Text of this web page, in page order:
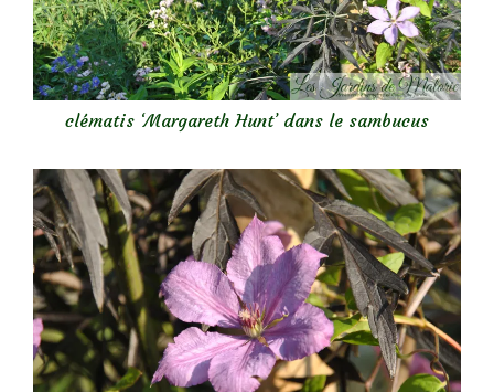
clématis ‘Margareth Hunt’ dans le sambucus